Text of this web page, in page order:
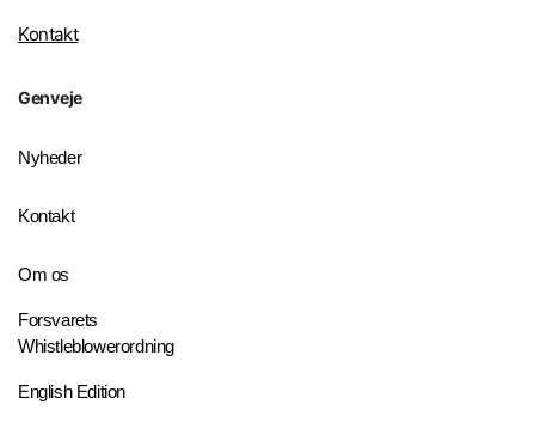
Kontakt
Genveje
Nyheder
Kontakt
Om os
Forsvarets
Whistleblowerordning
English Edition